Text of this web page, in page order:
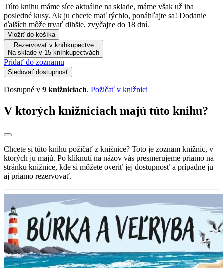
Túto knihu máme síce aktuálne na sklade, máme však už iba
posledné kusy. Ak ju chcete mať rýchlo, ponáhľajte sa! Dodanie
ďalších môže trvať dlhšie, zvyčajne do 18 dní.
Vložiť do košíka
Rezervovať v kníhkupectve
Na sklade v 15 kníhkupectvách
Pridať do zoznamu
Sledovať dostupnosť
Dostupné v 9 knižniciach. Požičať v knižnici
V ktorých knižniciach majú túto knihu?
Chcete si túto knihu požičať z knižnice? Toto je zoznam knižníc, v
ktorých ju majú. Po kliknutí na názov vás presmerujeme priamo na
stránku knižnice, kde si môžete overiť jej dostupnosť a prípadne ju
aj priamo rezervovať.